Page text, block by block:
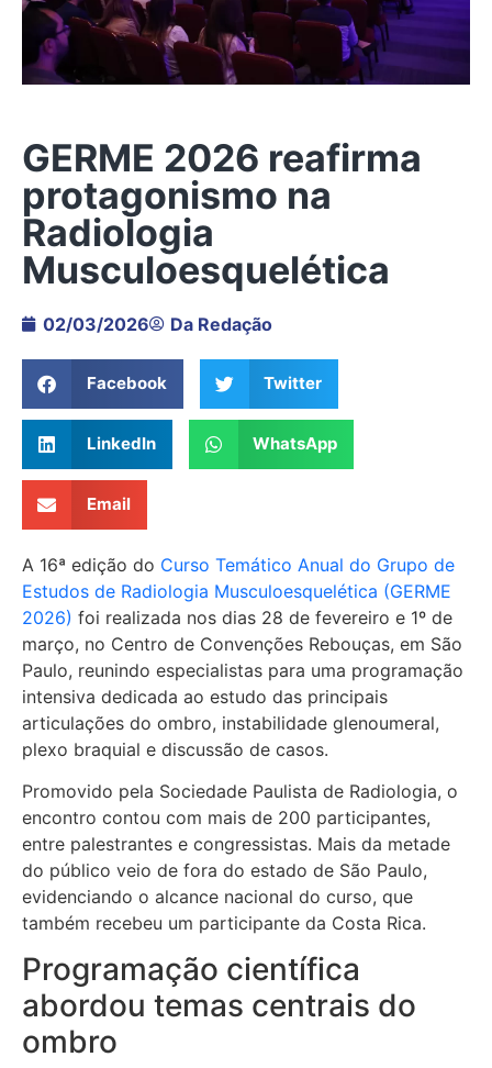
GERME 2026 reafirma
protagonismo na
Radiologia
Musculoesquelética
02/03/2026 Da Redação
Facebook Twitter
LinkedIn WhatsApp
Email
A 16ª edição do Curso Temático Anual do Grupo de
Estudos de Radiologia Musculoesquelética (GERME
2026) foi realizada nos dias 28 de fevereiro e 1º de
março, no Centro de Convenções Rebouças, em São
Paulo, reunindo especialistas para uma programação
intensiva dedicada ao estudo das principais
articulações do ombro, instabilidade glenoumeral,
plexo braquial e discussão de casos.
Promovido pela Sociedade Paulista de Radiologia, o
encontro contou com mais de 200 participantes,
entre palestrantes e congressistas. Mais da metade
do público veio de fora do estado de São Paulo,
evidenciando o alcance nacional do curso, que
também recebeu um participante da Costa Rica.
Programação científica
abordou temas centrais do
ombro